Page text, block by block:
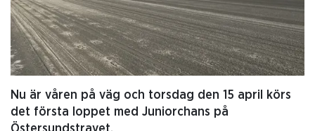
Nu är våren på väg och torsdag den 15 april körs
det första loppet med Juniorchans på